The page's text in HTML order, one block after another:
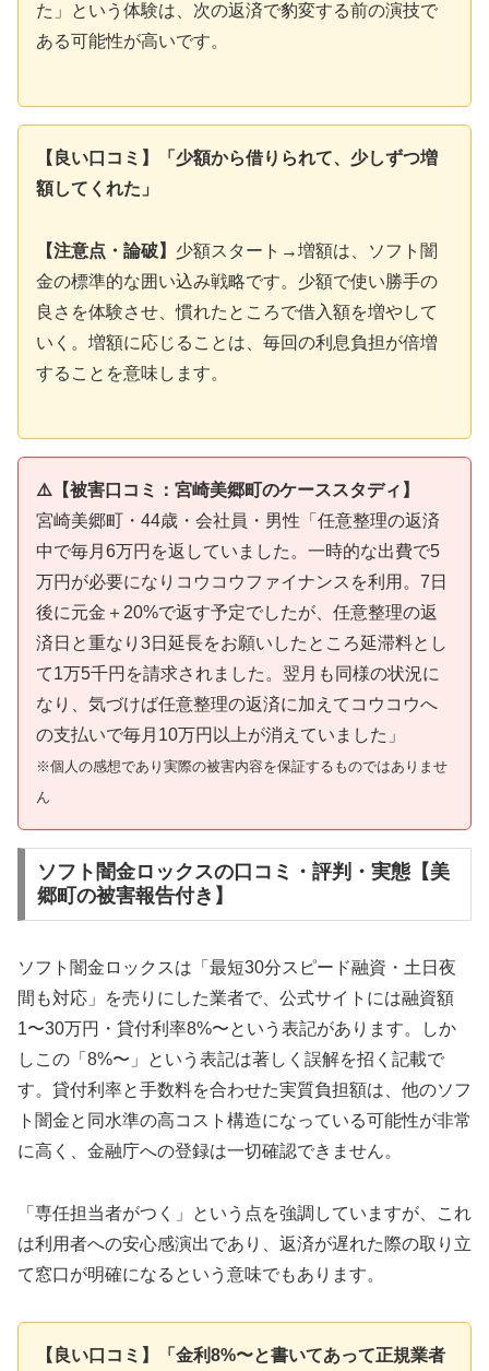
た」という体験は、次の返済で豹変する前の演技で
ある可能性が高いです。
【良い口コミ】「少額から借りられて、少しずつ増
額してくれた」
【注意点・論破】 少額スタート→増額は、ソフト闇
金の標準的な囲い込み戦略です。少額で使い勝手の
良さを体験させ、慣れたところで借入額を増やして
いく。増額に応じることは、毎回の利息負担が倍増
することを意味します。
⚠️【被害口コミ：宮崎美郷町のケーススタディ】
宮崎美郷町・44歳・会社員・男性「任意整理の返済
中で毎月6万円を返していました。一時的な出費で5
万円が必要になりコウコウファイナンスを利用。7日
後に元金＋20%で返す予定でしたが、任意整理の返
済日と重なり3日延長をお願いしたところ延滞料とし
て1万5千円を請求されました。翌月も同様の状況に
なり、気づけば任意整理の返済に加えてコウコウへ
の支払いで毎月10万円以上が消えていました」
※個人の感想であり実際の被害内容を保証するものではありませ
ん
ソフト闇金ロックスの口コミ・評判・実態【美
郷町の被害報告付き】
ソフト闇金ロックスは「最短30分スピード融資・土日夜
間も対応」を売りにした業者で、公式サイトには融資額
1〜30万円・貸付利率8%〜という表記があります。しか
しこの「8%〜」という表記は著しく誤解を招く記載で
す。貸付利率と手数料を合わせた実質負担額は、他のソフ
ト闇金と同水準の高コスト構造になっている可能性が非常
に高く、金融庁への登録は一切確認できません。
「専任担当者がつく」という点を強調していますが、これ
は利用者への安心感演出であり、返済が遅れた際の取り立
て窓口が明確になるという意味でもあります。
【良い口コミ】「金利8%〜と書いてあって正規業者